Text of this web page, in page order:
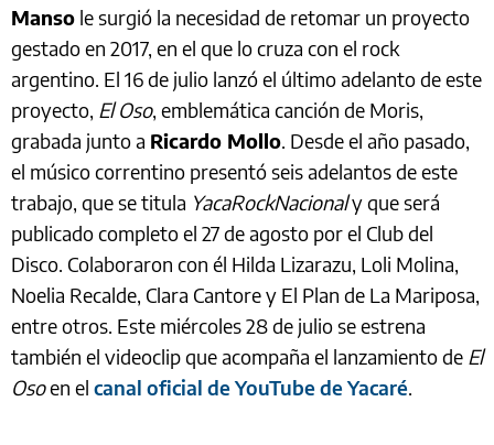
Manso le surgió la necesidad de retomar un proyecto
gestado en 2017, en el que lo cruza con el rock
argentino. El 16 de julio lanzó el último adelanto de este
proyecto, El Oso, emblemática canción de Moris,
grabada junto a Ricardo Mollo. Desde el año pasado,
el músico correntino presentó seis adelantos de este
trabajo, que se titula YacaRockNacionaly que será
publicado completo el 27 de agosto por el Club del
Disco. Colaboraron con él Hilda Lizarazu, Loli Molina,
Noelia Recalde, Clara Cantore y El Plan de La Mariposa,
entre otros. Este miércoles 28 de julio se estrena
también el videoclip que acompaña el lanzamiento de El
Osoen el canal oficial de YouTube de Yacaré.